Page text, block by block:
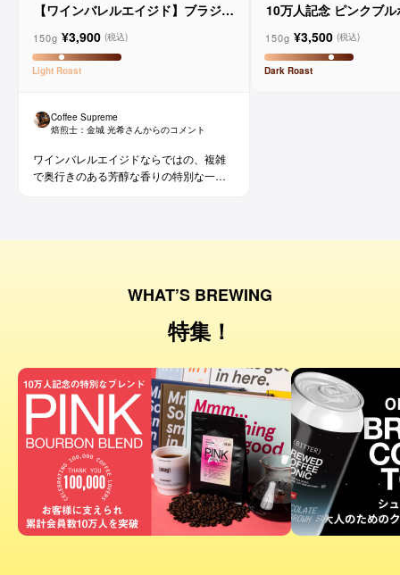
【ワインバレルエイジド】ブラジル
ョ
150g ¥3,900 (税込)
Light Roast
Coffee Supreme
焙煎士： 金城 光希さんからのコメント
ワインバレルエイジドならではの、複雑
で奥行きのある芳醇な香りの特別な一杯
10万人記念 ピンクブ
150g ¥3,500 (税込)
Dark Roast
WHAT’S BREWING
特集！